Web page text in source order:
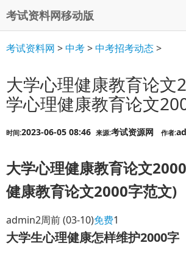
考试资料网移动版
考试资料网 >中考>中考招考动态>
大学心理健康教育论文
学心理健康教育论文
时间:2023-06-05 08:46 来源:考试资源网 作者:
大学心理健康教育论文
健康教育论文2000字范文)
admin2周前(03-10)免费1
大学生心理健康怎样维护2000字